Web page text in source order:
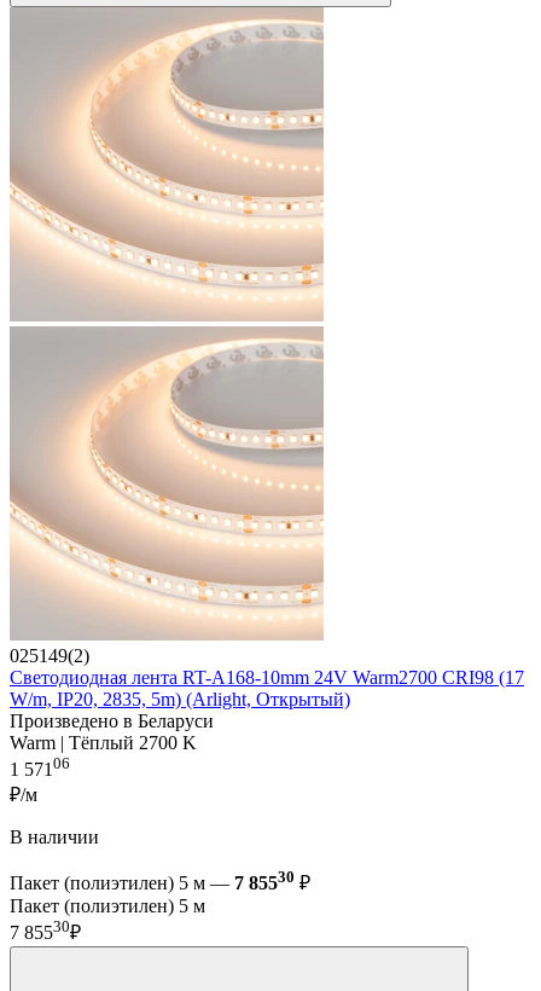
025149(2)
Светодиодная лента RT-A168-10mm 24V Warm2700 CRI98 (17
W/m, IP20, 2835, 5m) (Arlight, Открытый)
Произведено в Беларуси
Warm | Тёплый 2700 K
1 571 06
₽/м
В наличии
Пакет (полиэтилен) 5 м — 7 85530 ₽
Пакет (полиэтилен) 5 м
7 85530₽